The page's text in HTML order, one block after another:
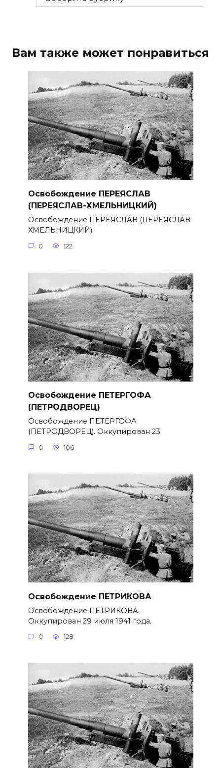
Вам также может понравиться
Освобождение ПЕРЕЯСЛАВ
(ПЕРЕЯСЛАВ-ХМЕЛЬНИЦКИЙ)
Освобождение ПЕРЕЯСЛАВ (ПЕРЕЯСЛАВ-
ХМЕЛЬНИЦКИЙ).
0 122
Освобождение ПЕТЕРГОФА
(ПЕТРОДВОРЕЦ)
Освобождение ПЕТЕРГОФА
(ПЕТРОДВОРЕЦ). Оккупирован 23
0 106
Освобождение ПЕТРИКОВА
Освобождение ПЕТРИКОВА.
Оккупирован 29 июля 1941 года.
0 128